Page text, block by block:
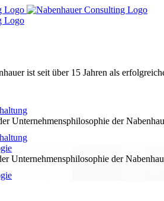
ist seit über 15 Jahren als
Unternehmensphilosophie der
Unternehmensphilosophie der